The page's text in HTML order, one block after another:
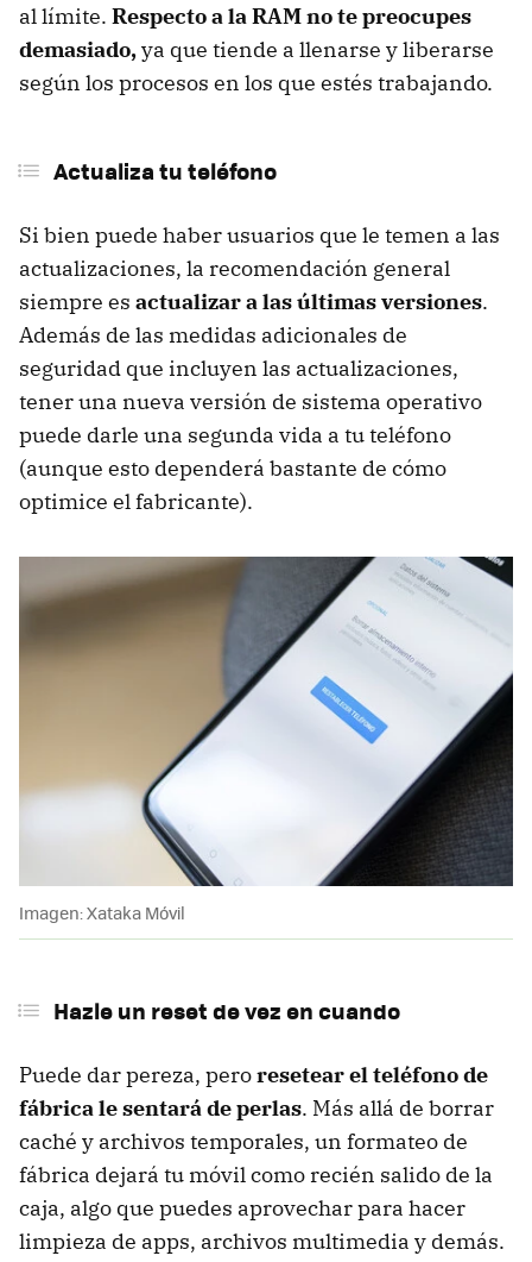
al límite. Respecto a la RAM no te preocupes
demasiado,ya que tiende a llenarse y liberarse
según los procesos en los que estés trabajando.
Actualiza tu teléfono
Si bien puede haber usuarios que le temen a las
actualizaciones, la recomendación general
siempre es actualizar a las últimas versiones.
Además de las medidas adicionales de
seguridad que incluyen las actualizaciones,
tener una nueva versión de sistema operativo
puede darle una segunda vida a tu teléfono
(aunque esto dependerá bastante de cómo
optimice el fabricante).
Imagen: Xataka Móvil
Hazle un reset de vez en cuando
Puede dar pereza, peroresetear el teléfono de
fábrica le sentará de perlas. Más allá de borrar
caché y archivos temporales, un formateo de
fábrica dejará tu móvil como recién salido de la
caja, algo que puedes aprovechar para hacer
limpieza de apps, archivos multimedia y demás.